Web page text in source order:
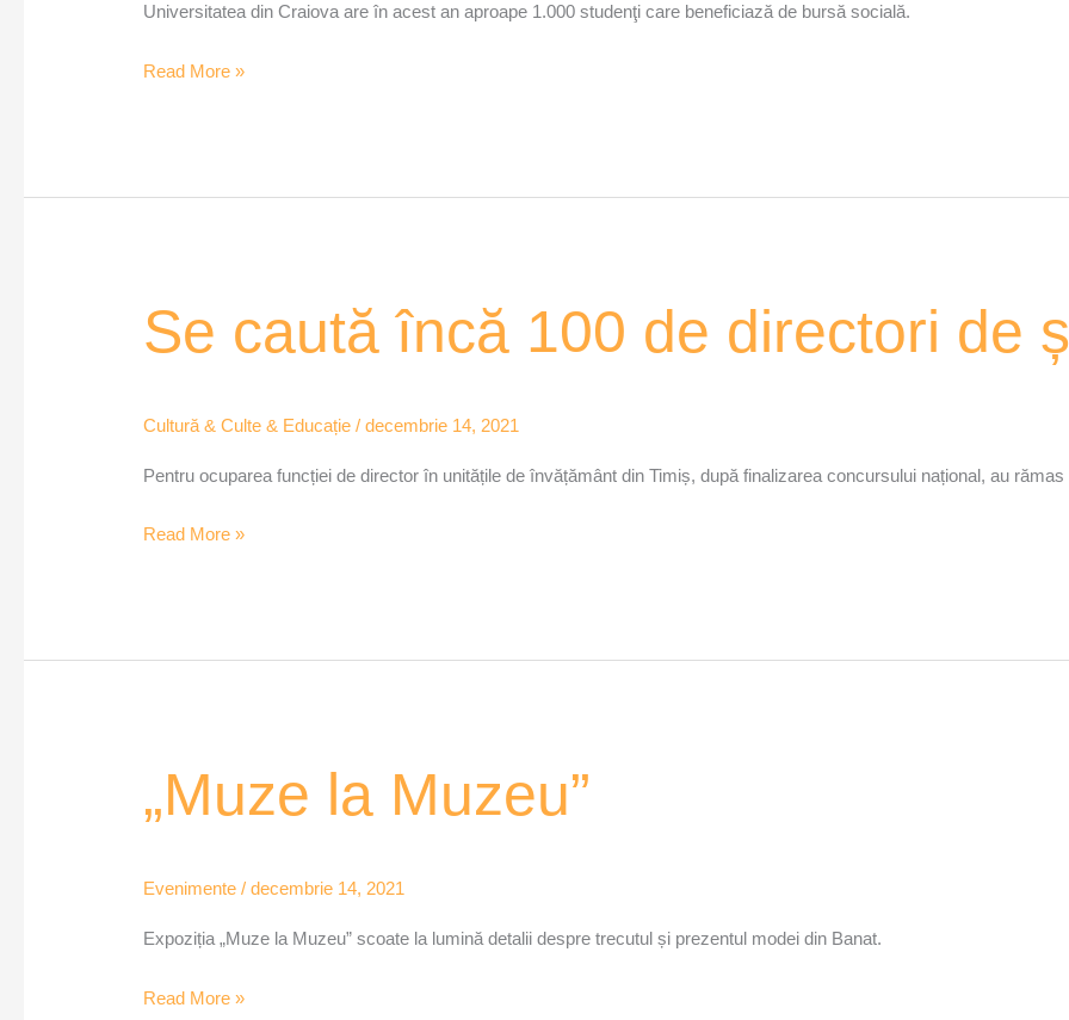
Universitatea din Craiova are în acest an aproape 1.000 studenţi care beneficiază de bursă socială.
din
Read More »
Se caută încă 100 de directori de
Cultură & Culte & Educație /decembrie 14, 2021
Pentru ocuparea funcției de director în unitățile de învățământ din Timiș, după finalizarea concursului național, au
Se
caută
de
directori
școli
Read More »
„Muze la Muzeu”
Evenimente /decembrie 14, 2021
Expoziția „Muze la Muzeu” scoate la lumină detalii despre trecutul și prezentul modei din Banat.
„Muze
Read More »